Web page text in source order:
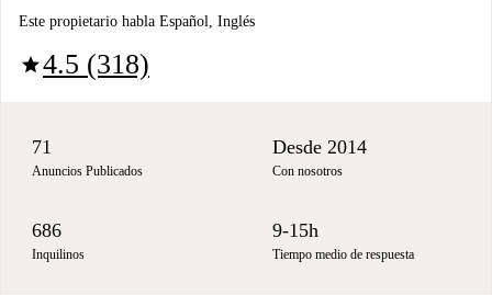
Este propietario habla Español, Inglés
star4.5 (318)
71
Anuncios Publicados
Desde 2014
Con nosotros
686
Inquilinos
9-15h
Tiempo medio de respuesta